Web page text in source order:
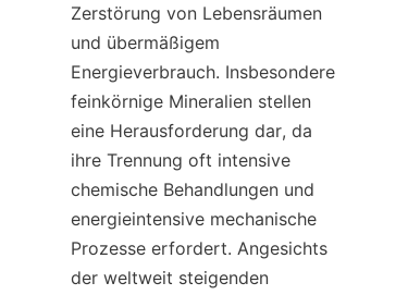
Zerstörung von Lebensräumen
und übermäßigem
Energieverbrauch. Insbesondere
feinkörnige Mineralien stellen
eine Herausforderung dar, da
ihre Trennung oft intensive
chemische Behandlungen und
energieintensive mechanische
Prozesse erfordert. Angesichts
der weltweit steigenden